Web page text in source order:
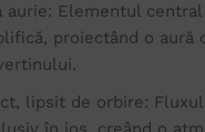
aurie: Elementul
proiectând o aură
lipsit de orbire: